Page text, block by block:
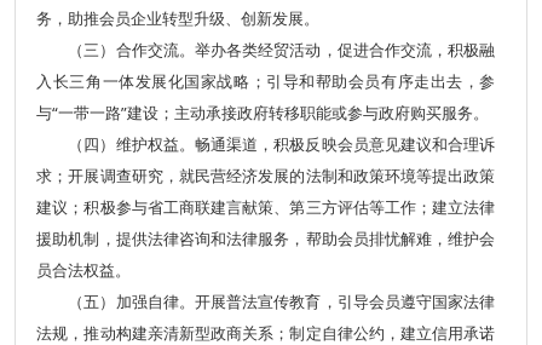
务，助推会员企业转型升级、创新发展。
（三）合作交流。举办各类经贸活动，促进合作交流，积极融
入长三角一体发展化国家战略；引导和帮助会员有序走出去，参
与“一带一路”建设；主动承接政府转移职能或参与政府购买服务。
（四）维护权益。畅通渠道，积极反映会员意见建议和合理诉
求；开展调查研究，就民营经济发展的法制和政策环境等提出政策
建议；积极参与省工商联建言献策、第三方评估等工作；建立法律
援助机制，提供法律咨询和法律服务，帮助会员排忧解难，维护会
员合法权益。
（五）加强自律。开展普法宣传教育，引导会员遵守国家法律
法规，推动构建亲清新型政商关系；制定自律公约，建立信用承诺